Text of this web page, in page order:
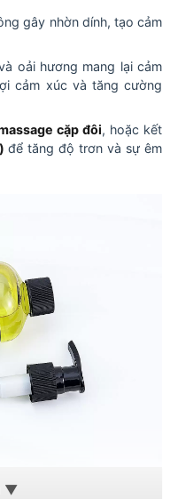
gây nhờn dính, tạo cảm
oải hương mang lại cảm
cảm xúc và tăng cường
cặp đôi, hoặc kết
để tăng độ trơn và sự êm
lượng dầu vừa phải